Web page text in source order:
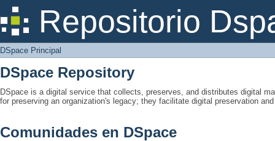
Repositorio
DSpace Principal
DSpace Principal
DSpace Repository
DSpace is a digital service that collects, preserves, and distributes digital
for preserving an organization's legacy; they facilitate digital preservation
Comunidades en DSpace